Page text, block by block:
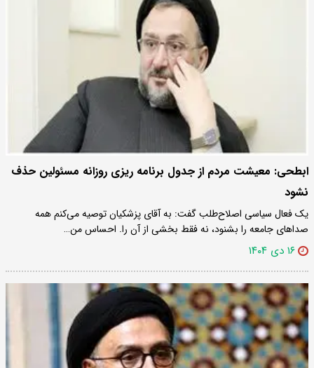
ابطحی: معیشت مردم از جدول برنامه ریزی روزانه مسئولین حذف
نشود
یک فعال سیاسی اصلاح‌طلب گفت: به آقای پزشکیان توصیه می‌کنم همه
صداهای جامعه را بشنود، نه فقط بخشی از آن را. احساس من…
۱۶ دی ۱۴۰۴